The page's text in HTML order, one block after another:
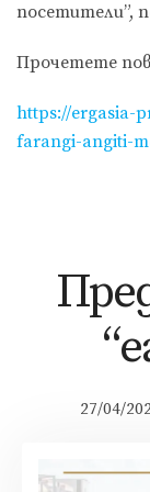
посетители”,
Прочетете
https://ergasia-
farangi-angiti-
27/04/